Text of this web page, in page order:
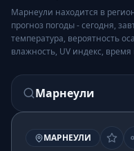
Марнеули находится в
прогноз погоды - сегодня,
температура, вероятность
влажность, UV индекс, время
Марнеули
МАРНЕУЛИ